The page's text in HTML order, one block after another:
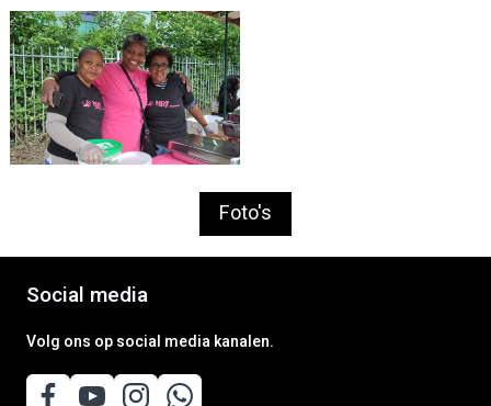
Foto's
Social media
Volg ons op social media kanalen.